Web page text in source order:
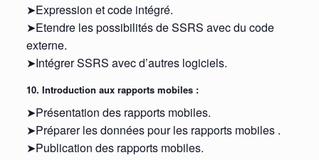
➤Expression et code intégré.
➤Etendre les possibilités de SSRS avec du code
externe.
➤Intégrer SSRS avec d’autres logiciels.
10. Introduction aux rapports mobiles :
➤Présentation des rapports mobiles.
➤Préparer les données pour les rapports mobiles .
➤Publication des rapports mobiles.